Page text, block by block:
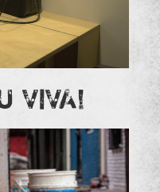
VIVA!